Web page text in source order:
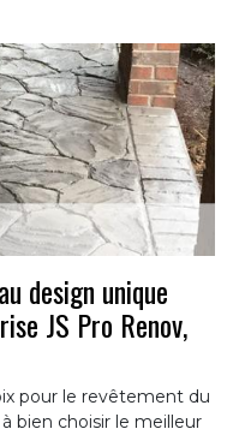
design unique
JS Pro Renov,
pour le revêtement du
bien choisir le meilleur